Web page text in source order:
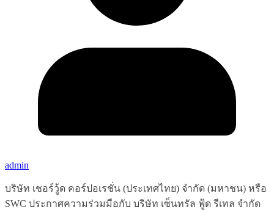
admin
บริษัท เชอร์วู้ด คอร์ปอเรชั่น (ประเทศไทย) จำกัด (มหาชน) หรือ
SWC ประกาศความร่วมมือกับ บริษัท เซ็นทรัล ฟู้ด รีเทล จำกัด